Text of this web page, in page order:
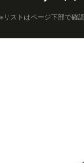
ストはページ下部で確